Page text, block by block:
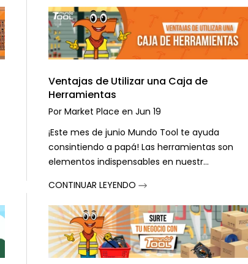
Ventajas de Utilizar una Caja de
Herramientas
Por Market Place en Jun 19
¡Este mes de junio Mundo Tool te ayuda
consintiendo a papá! Las herramientas son
elementos indispensables en nuestr...
CONTINUAR LEYENDO